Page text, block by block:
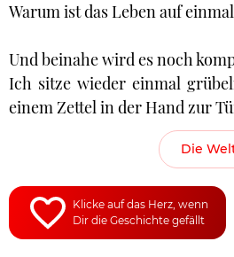
Warum ist das Leben auf
Und beinahe wird es noch
Ich sitze wieder einmal
einem Zettel in der Hand zur
Die
Klicke auf das Herz, wenn
Dir die Geschichte gefällt